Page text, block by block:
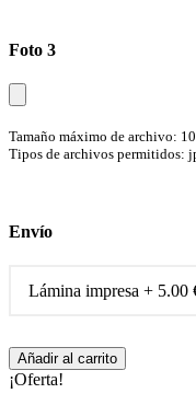
Foto 3
Tamaño máximo de archivo:
Tipos de archivos permitidos:
Envío
Ilustraciones
detallada
en
Añadir al carrito
¡Oferta!